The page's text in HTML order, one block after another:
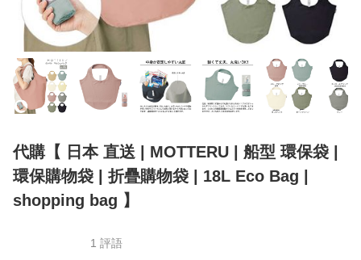
代購【 日本 直送 | MOTTERU | 船型 環保袋 |
環保購物袋 | 折疊購物袋 | 18L Eco Bag |
shopping bag 】
1 評語